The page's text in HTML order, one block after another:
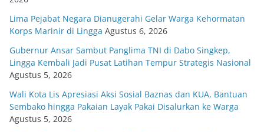
Lima Pejabat Negara Dianugerahi Gelar Warga Kehormatan
Korps Marinir di Lingga Agustus 6, 2026
Gubernur Ansar Sambut Panglima TNI di Dabo Singkep,
Lingga Kembali Jadi Pusat Latihan Tempur Strategis Nasional
Agustus 5, 2026
Wali Kota Lis Apresiasi Aksi Sosial Baznas dan KUA, Bantuan
Sembako hingga Pakaian Layak Pakai Disalurkan ke Warga
Agustus 5, 2026